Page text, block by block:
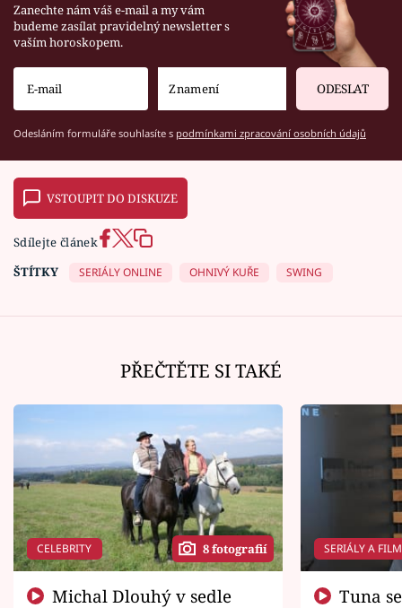
Zanechte nám váš e-mail a my vám
budeme zasílat pravidelný newsletter s
vaším horoskopem.
ODESLAT
Odesláním formuláře souhlasíte s podmínkami zpracování osobních údajů
VSTOUPIT DO DISKUZE
Sdílejte článek
ŠTÍTKY
SERIÁLY ONLINE OHNIVÝ KUŘE SWING
PŘEČTĚTE SI TAKÉ
CELEBRITY 8 fotografií SERIÁLY A